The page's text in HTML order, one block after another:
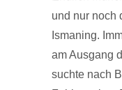
und nur noch
Ismaning.
am Ausgang
suchte nach